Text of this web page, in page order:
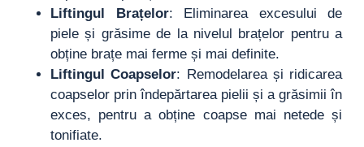
Liftingul Brațelor: Eliminarea excesului de
piele și grăsime de la nivelul brațelor pentru a
obține brațe mai ferme și mai definite.
Liftingul Coapselor: Remodelarea și ridicarea
coapselor prin îndepărtarea pielii și a grăsimii în
exces, pentru a obține coapse mai netede și
tonifiate.